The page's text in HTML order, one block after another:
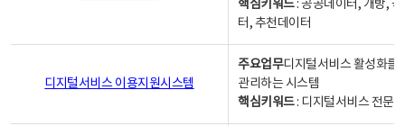
핵심키워드: 공공데이터, 개방,
터, 추천데이터
디지털서비스 이용지원시스템
주요업무디지털서비스 활성화를
관리하는 시스템
핵심키워드: 디지털서비스 전문